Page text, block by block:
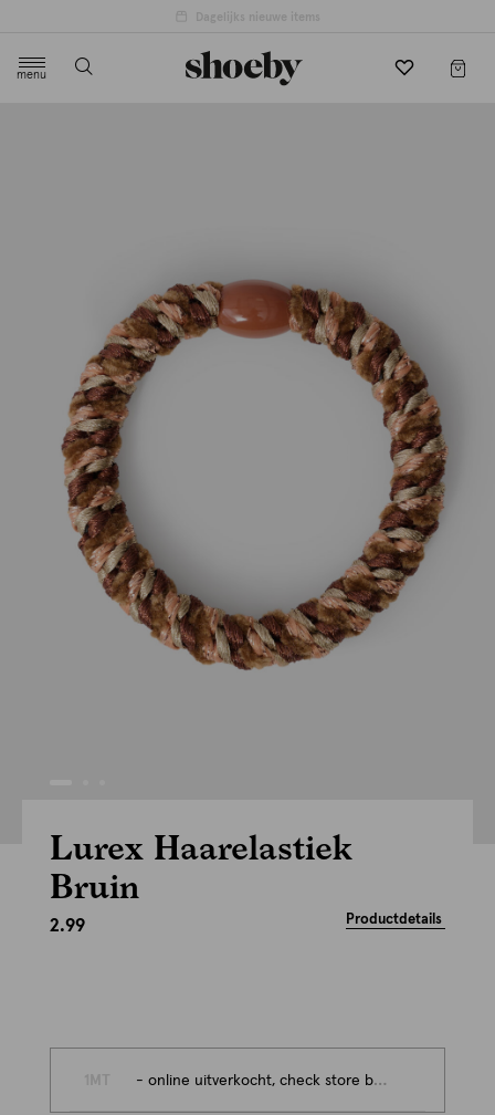
Dagelijks nieuwe items
menu
Lurex Haarelastiek
Bruin
2.99 Productdetails
- online uitverkocht, check store beschikbaarheid